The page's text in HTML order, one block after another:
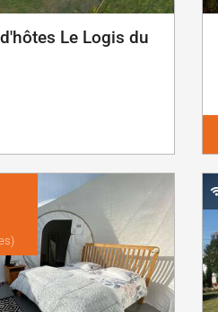
Le Logis du